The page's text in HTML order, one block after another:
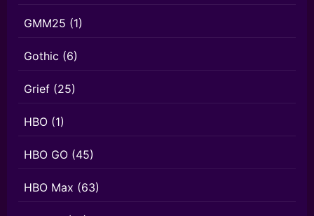
GMM25 (1)
Gothic (6)
Grief (25)
HBO (1)
HBO GO (45)
HBO Max (63)